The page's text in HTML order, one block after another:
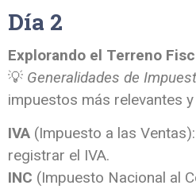
Día 2
Explorando el Terreno
💡 Generalidades de
impuestos más relevantes
IVA (Impuesto a las
registrar el IVA.
INC (Impuesto Nacional al